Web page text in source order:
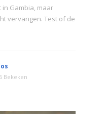
Gambia, maar
vervangen. Test of de
Bekeken